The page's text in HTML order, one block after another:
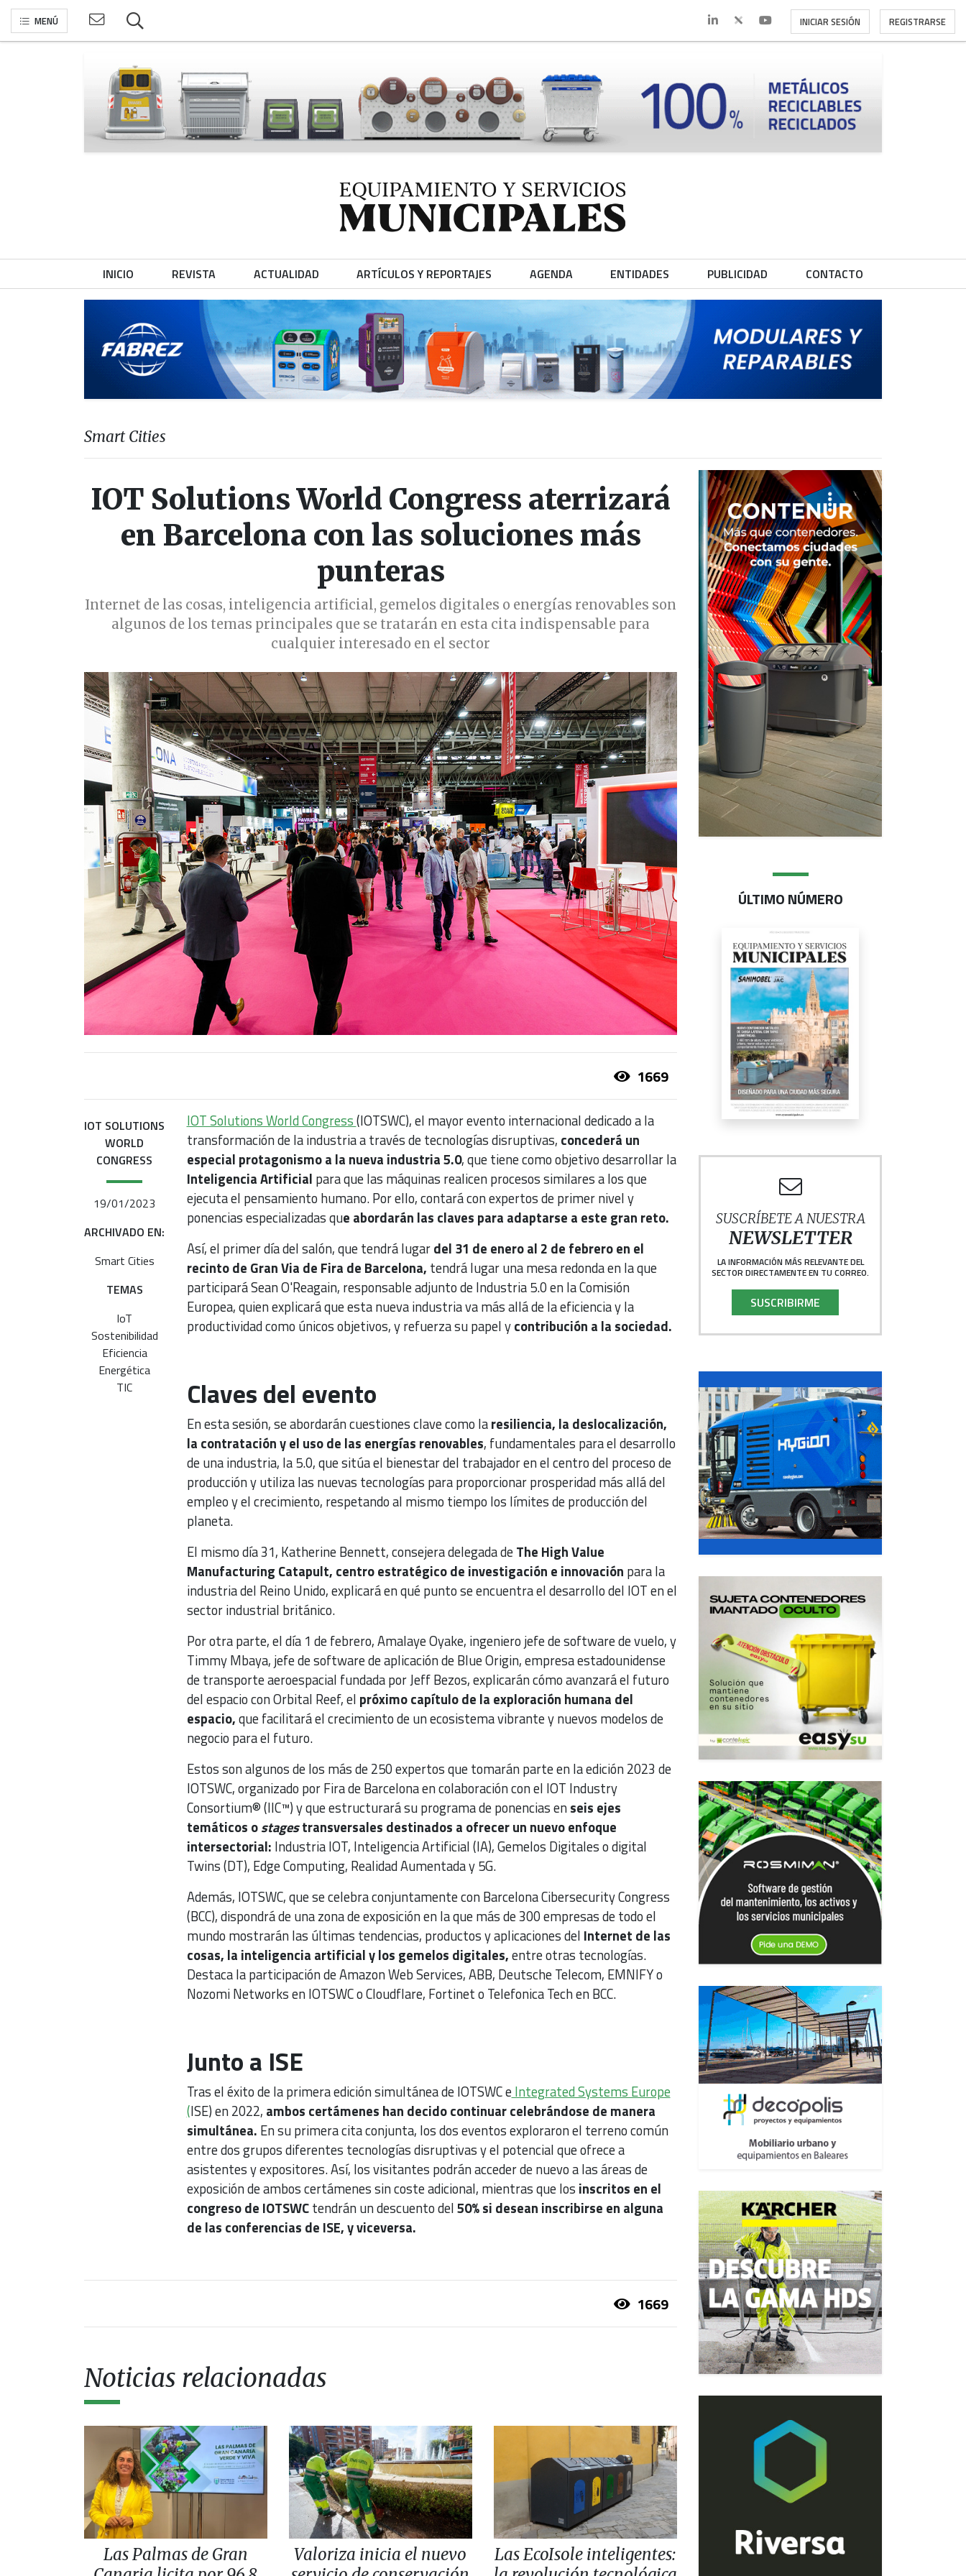
MENÚ INICIAR SESIÓN REGISTRARSE
INICIO REVISTA ACTUALIDAD ARTÍCULOS Y REPORTAJES AGENDA ENTIDADES PUBLICIDAD CONTACTO
Smart Cities
IOT Solutions World Congress aterrizará
en Barcelona con las soluciones más
punteras
Internet de las cosas, inteligencia artificial, gemelos digitales o energías renovables son
algunos de los temas principales que se tratarán en esta cita indispensable para
cualquier interesado en el sector
1669
IOT SOLUTIONS
WORLD
CONGRESS
19/01/2023
ARCHIVADO EN:
Smart Cities
TEMAS
IoT
Sostenibilidad
Eficiencia
Energética
TIC
IOT Solutions World Congress(IOTSWC), el mayor evento internacional dedicado a la
transformación de la industria a través de tecnologías disruptivas, concederá un
especial protagonismo a la nueva industria 5.0, que tiene como objetivo desarrollar la
Inteligencia Artificial para que las máquinas realicen procesos similares a los que
ejecuta el pensamiento humano. Por ello, contará con expertos de primer nivel y
ponencias especializadas que abordarán las claves para adaptarse a este gran reto.
Así, el primer día del salón, que tendrá lugardel 31 de enero al 2 de febrero en el
recinto de Gran Via de Fira de Barcelona, tendrá lugar una mesa redonda en la que
participará Sean O'Reagain, responsable adjunto de Industria 5.0 en la Comisión
Europea, quien explicará que esta nueva industria va más allá de la eficiencia y la
productividad como únicos objetivos, y refuerza su papel ycontribución a la sociedad.
Claves del evento
En esta sesión, se abordarán cuestiones clave como laresiliencia, la deslocalización,
la contratación y el uso de las energías renovables, fundamentales para el desarrollo
de una industria, la 5.0, que sitúa el bienestar del trabajador en el centro del proceso de
producción y utiliza las nuevas tecnologías para proporcionar prosperidad más allá del
empleo y el crecimiento, respetando al mismo tiempo los límites de producción del
planeta.
El mismo día 31, Katherine Bennett, consejera delegada deThe High Value
Manufacturing Catapult, centro estratégico de investigación e innovación para la
industria del Reino Unido, explicará en qué punto se encuentra el desarrollo del IOT en el
sector industrial británico.
Por otra parte, el día 1 de febrero, Amalaye Oyake, ingeniero jefe de software de vuelo, y
Timmy Mbaya, jefe de software de aplicación de Blue Origin, empresa estadounidense
de transporte aeroespacial fundada por Jeff Bezos, explicarán cómo avanzará el futuro
del espacio con Orbital Reef, el próximo capítulo de la exploración humana del
espacio,que facilitará el crecimiento de un ecosistema vibrante y nuevos modelos de
negocio para el futuro.
Estos son algunos de los más de 250 expertos que tomarán parte en la edición 2023 de
IOTSWC, organizado por Fira de Barcelona en colaboración con el IOT Industry
Consortium® (IIC™) y que estructurará su programa de ponencias enseis ejes
temáticos ostagestransversales destinados a ofrecer un nuevo enfoque
intersectorial: Industria IOT, Inteligencia Artificial (IA), Gemelos Digitales o digital
Twins (DT), Edge Computing, Realidad Aumentada y 5G.
Además, IOTSWC, que se celebra conjuntamente con Barcelona Cibersecurity Congress
(BCC), dispondrá de una zona de exposición en la que más de 300 empresas de todo el
mundo mostrarán las últimas tendencias, productos y aplicaciones del Internet de las
cosas, la inteligencia artificial y los gemelos digitales,entre otras tecnologías.
Destaca la participación de Amazon Web Services, ABB, Deutsche Telecom, EMNIFY o
Nozomi Networks en IOTSWC o Cloudflare, Fortinet o Telefonica Tech en BCC.
Junto a ISE
Tras el éxito de la primera edición simultánea de IOTSWC eIntegrated Systems Europe
(ISE) en 2022, ambos certámenes han decido continuar celebrándose de manera
simultánea. En su primera cita conjunta, los dos eventos exploraron el terreno común
entre dos grupos diferentes tecnologías disruptivas y el potencial que ofrece a
asistentes y expositores. Así, los visitantes podrán acceder de nuevo a las áreas de
exposición de ambos certámenes sin coste adicional, mientras que los inscritos en el
congreso de IOTSWCtendrán un descuento del50% si desean inscribirse en alguna
de las conferencias de ISE, y viceversa.
1669
Noticias relacionadas
Las Palmas de Gran
Valoriza inicia el nuevo
Las EcoIsole inteligentes:
ÚLTIMO NÚMERO
SUSCRÍBETE A NUESTRA
NEWSLETTER
LA INFORMACIÓN MÁS RELEVANTE DEL
SECTOR DIRECTAMENTE EN TU CORREO.
SUSCRIBIRME